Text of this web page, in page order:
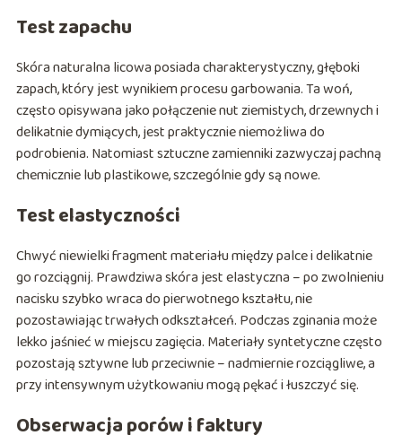
Test zapachu
Skóra naturalna licowa posiada charakterystyczny, głęboki
zapach, który jest wynikiem procesu garbowania. Ta woń,
często opisywana jako połączenie nut ziemistych, drzewnych i
delikatnie dymiących, jest praktycznie niemożliwa do
podrobienia. Natomiast sztuczne zamienniki zazwyczaj pachną
chemicznie lub plastikowe, szczególnie gdy są nowe.
Test elastyczności
Chwyć niewielki fragment materiału między palce i delikatnie
go rozciągnij. Prawdziwa skóra jest elastyczna – po zwolnieniu
nacisku szybko wraca do pierwotnego kształtu, nie
pozostawiając trwałych odkształceń. Podczas zginania może
lekko jaśnieć w miejscu zagięcia. Materiały syntetyczne często
pozostają sztywne lub przeciwnie – nadmiernie rozciągliwe, a
przy intensywnym użytkowaniu mogą pękać i łuszczyć się.
Obserwacja porów i faktury